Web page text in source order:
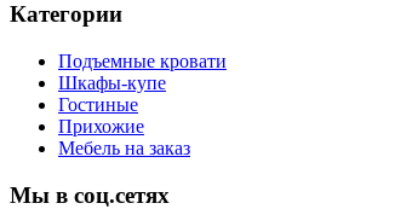
Категории
Подъемные кровати
Шкафы-купе
Гостиные
Прихожие
Мебель на заказ
Мы в соц.сетях